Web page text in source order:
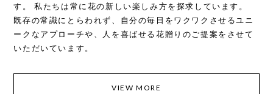
す。 私たちは常に花の新しい楽しみ方を探求しています。
既存の常識にとらわれず、自分の毎日をワクワクさせるユニ
ークなアプローチや、人を喜ばせる花贈りのご提案をさせて
いただいています。
VIEW MORE